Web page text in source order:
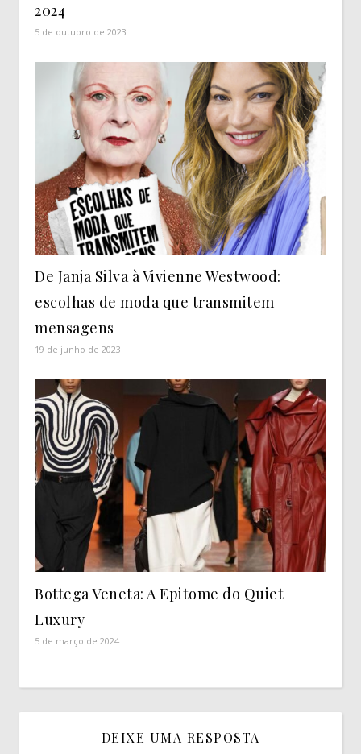
2024
5 de outubro de 2023
De Janja Silva à Vivienne Westwood:
escolhas de moda que transmitem
mensagens
19 de junho de 2023
Bottega Veneta: A Epitome do Quiet
Luxury
5 de março de 2024
DEIXE UMA RESPOSTA